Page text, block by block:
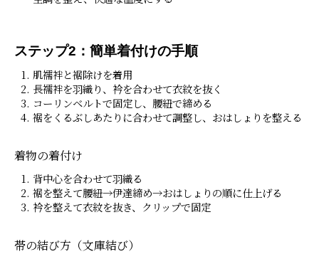
ステップ2：簡単着付けの手順
肌襦袢と裾除けを着用
長襦袢を羽織り、衿を合わせて衣紋を抜く
コーリンベルトで固定し、腰紐で締める
裾をくるぶしあたりに合わせて調整し、おはしょりを整える
着物の着付け
背中心を合わせて羽織る
裾を整えて腰紐→伊達締め→おはしょりの順に仕上げる
衿を整えて衣紋を抜き、クリップで固定
帯の結び方（文庫結び）